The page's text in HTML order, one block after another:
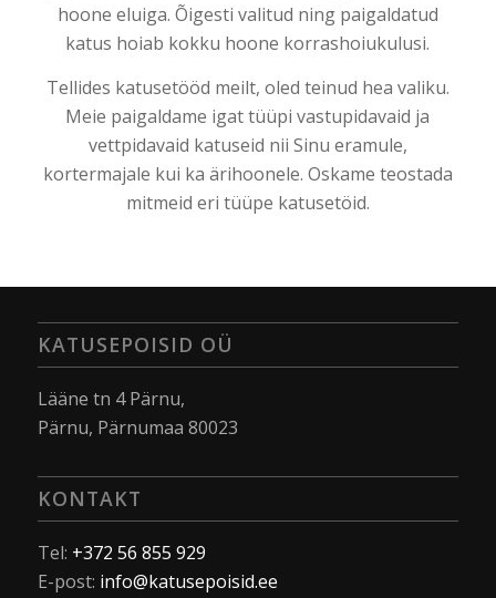
hoone eluiga. Õigesti valitud ning paigaldatud
katus hoiab kokku hoone korrashoiukulusi.
Tellides katusetööd meilt, oled teinud hea valiku.
Meie paigaldame igat tüüpi vastupidavaid ja
vettpidavaid katuseid nii Sinu eramule,
kortermajale kui ka ärihoonele. Oskame teostada
mitmeid eri tüüpe katusetöid.
KATUSEPOISID OÜ
Lääne tn 4 Pärnu,
Pärnu, Pärnumaa 80023
KONTAKT
Tel: +372 56 855 929
E-post: info@katusepoisid.ee